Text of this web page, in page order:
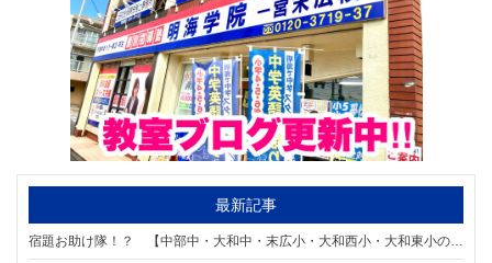
最新記事